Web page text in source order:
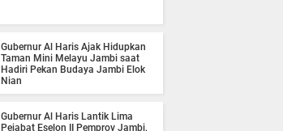
Gubernur Al Haris Ajak Hidupkan
Taman Mini Melayu Jambi saat
Hadiri Pekan Budaya Jambi Elok
Nian
Gubernur Al Haris Lantik Lima
Pejabat Eselon II Pemprov Jambi,